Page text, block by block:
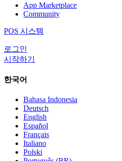
App Marketplace
Community
POS 시스템
로그인
시작하기
한국어
Bahasa Indonesia
Deutsch
English
Español
Français
Italiano
Polski